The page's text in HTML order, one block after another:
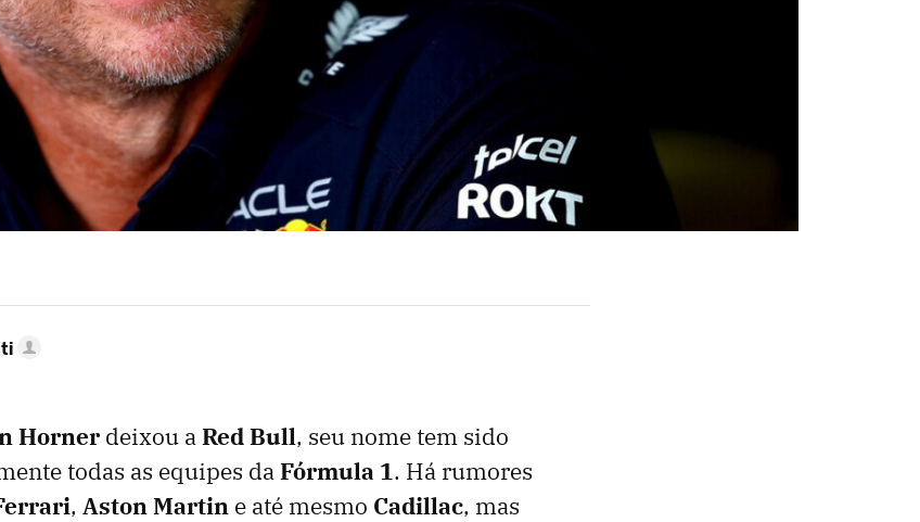
Horner deixou aRed Bull, seu nome tem sido
todas as equipes daFórmula 1. Há rumores
, Aston Martin e até mesmo Cadillac, mas